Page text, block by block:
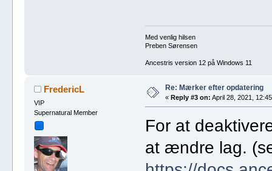
Med venlig hilsen
Preben Sørensen
Ancestris version 12 på Windows 11
FredericL
VIP
Supernatural Member
Re: Mærker efter opdatering
« Reply #3 on: April 28, 2021,
For at
at ændre lag.